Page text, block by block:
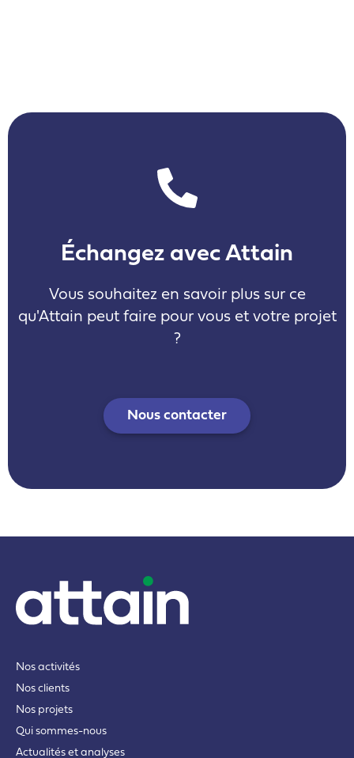
Échangez avec Attain
Vous souhaitez en savoir plus sur ce
qu'Attain peut faire pour vous et votre projet
?
Nous contacter
Nos activités
Nos clients
Nos projets
Qui sommes-nous
Actualités et analyses